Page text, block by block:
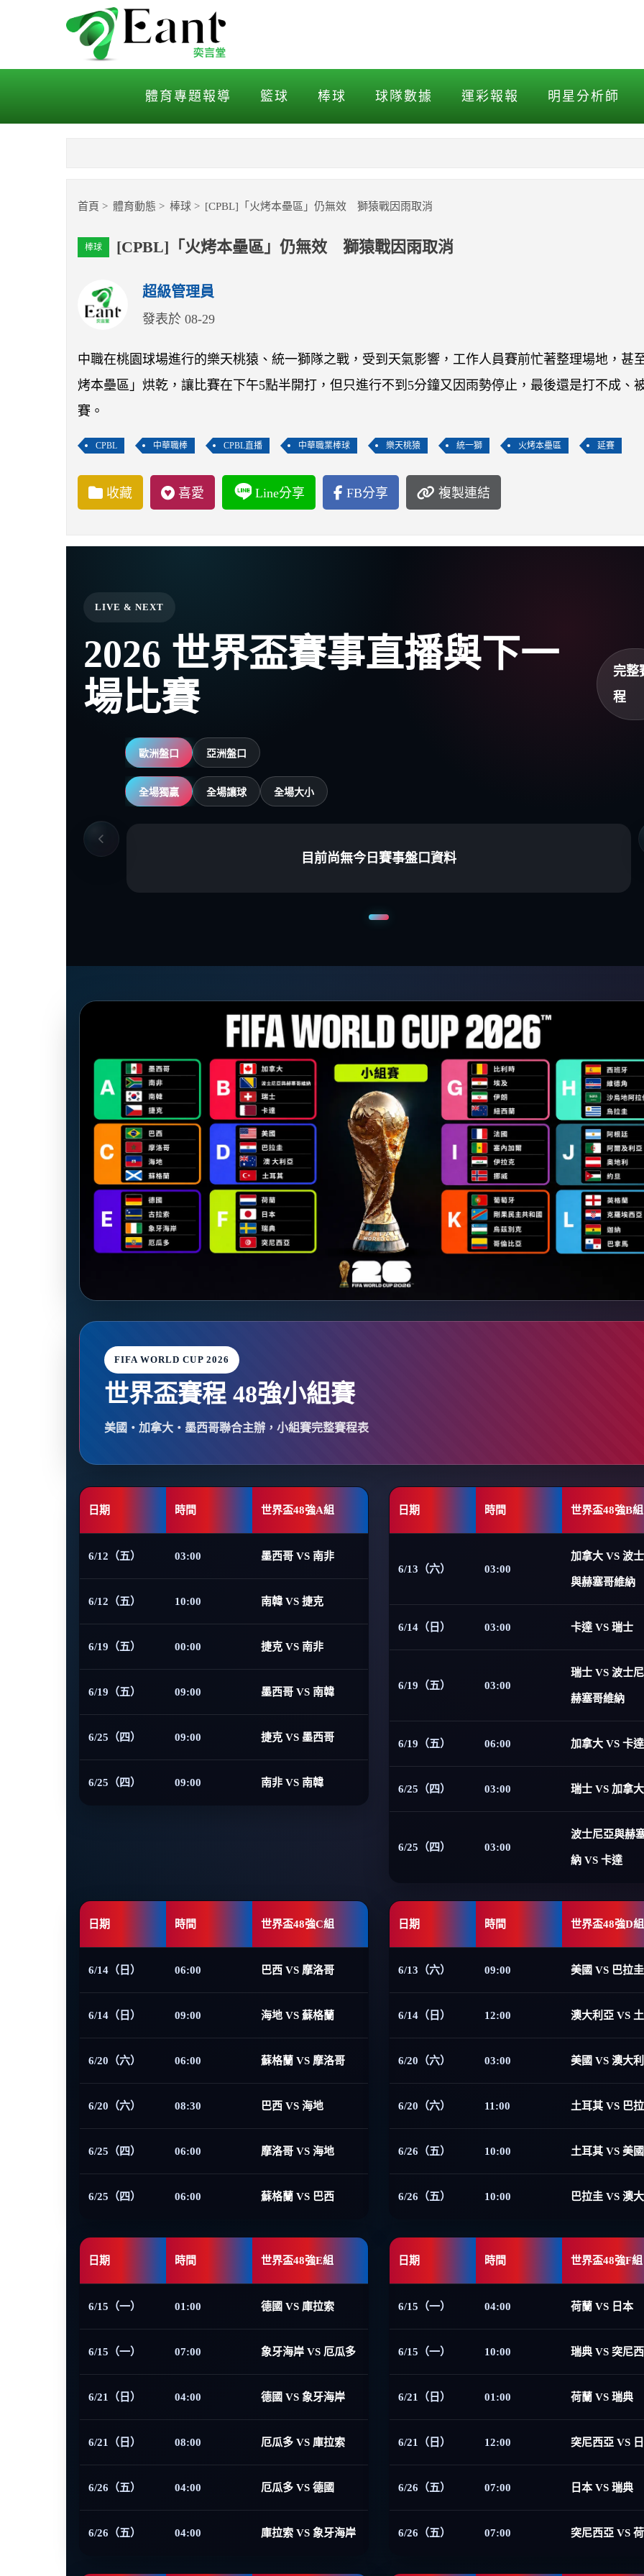
[CPBL]「火烤本壘區」仍無效 獅猿戰因雨取消
體育專題報導 籃球 棒球 球隊數據 運彩報報 明星分析師
首頁 體育動態 棒球 [CPBL]「火烤本壘區」仍無效 獅猿戰因雨取消
棒球 [CPBL]「火烤本壘區」仍無效 獅猿戰因雨取消
超級管理員
發表於 08-29
中職在桃園球場進行的樂天桃猿、統一獅隊之戰，受到天氣影響，工作人員賽前忙著整理場地，甚
烤本壘區」烘乾，讓比賽在下午5點半開打，但只進行不到5分鐘又因雨勢停止，最後還是打不成、
賽。
CPBL 中華職棒 CPBL直播 中華職業棒球 樂天桃猿 統一獅 火烤本壘區 延賽
收藏 喜愛 Line分享 FB分享 複製連結
LIVE & NEXT
2026 世界盃賽事直播與下一
場比賽
完整
程
歐洲盤口 亞洲盤口
全場獨贏 全場讓球 全場大小
目前尚無今日賽事盤口資料
FIFA WORLD CUP 2026
世界盃賽程 48強小組賽
美國・加拿大・墨西哥聯合主辦，小組賽完整賽程表
日期 時間 世界盃48強A組
6/12（五） 03:00 墨西哥 VS 南非
6/12（五） 10:00 南韓 VS 捷克
6/19（五） 00:00 捷克 VS 南非
6/19（五） 09:00 墨西哥 VS 南韓
6/25（四） 09:00 捷克 VS 墨西哥
6/25（四） 09:00 南非 VS 南韓
日期 時間 世界盃48強B組
6/13（六） 03:00
加拿大 VS 波
與赫塞哥維納
6/14（日） 03:00 卡達 VS 瑞士
6/19（五） 03:00
瑞士 VS 波士
赫塞哥維納
6/19（五） 06:00 加拿大 VS 卡達
6/25（四） 03:00 瑞士 VS 加拿大
6/25（四） 03:00
波士尼亞與赫
納 VS 卡達
日期 時間 世界盃48強C組
6/14（日） 06:00 巴西 VS 摩洛哥
6/14（日） 09:00 海地 VS 蘇格蘭
6/20（六） 06:00 蘇格蘭 VS 摩洛哥
6/20（六） 08:30 巴西 VS 海地
6/25（四） 06:00 摩洛哥 VS 海地
6/25（四） 06:00 蘇格蘭 VS 巴西
日期 時間 世界盃48強D組
6/13（六） 09:00 美國 VS 巴拉圭
6/14（日） 12:00 澳大利亞 VS
6/20（六） 03:00 美國 VS 澳大
6/20（六） 11:00 土耳其 VS 巴
6/26（五） 10:00 土耳其 VS 美國
6/26（五） 10:00 巴拉圭 VS 澳
日期 時間 世界盃48強E組
6/15（一） 01:00 德國 VS 庫拉索
6/15（一） 07:00 象牙海岸 VS 厄瓜多
6/21（日） 04:00 德國 VS 象牙海岸
6/21（日） 08:00 厄瓜多 VS 庫拉索
6/26（五） 04:00 厄瓜多 VS 德國
6/26（五） 04:00 庫拉索 VS 象牙海岸
日期 時間 世界盃48強F組
6/15（一） 04:00 荷蘭 VS 日本
6/15（一） 10:00 瑞典 VS 突尼
6/21（日） 01:00 荷蘭 VS 瑞典
6/21（日） 12:00 突尼西亞 VS
6/26（五） 07:00 日本 VS 瑞典
6/26（五） 07:00 突尼西亞 VS